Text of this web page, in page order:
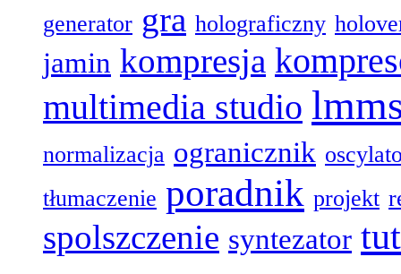
generator gra holograficzny
jamin kompresja
multimedia studio
normalizacja ogranicznik
tłumaczenie poradnik projekt
spolszczenie syntezator